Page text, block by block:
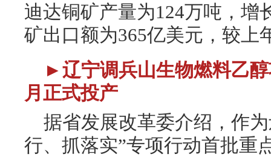
迪达铜矿产量为124万吨，增
矿出口额为365亿美元，较上
►辽宁调兵山生物燃料乙
月正式投产
据省发展改革委介绍，作
行、抓落实”专项行动首批重